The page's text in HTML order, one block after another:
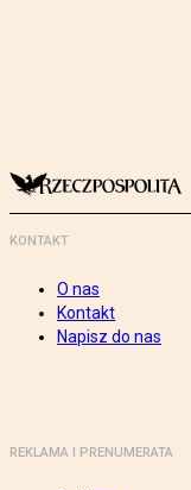
KONTAKT
O nas
Kontakt
Napisz do nas
REKLAMA I PRENUMERATA